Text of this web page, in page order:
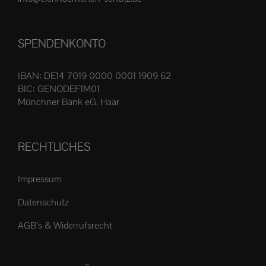
werden
SPENDENKONTO
IBAN: DE14 7019 0000 0001 1909 62
BIC: GENODEF1M01
Münchner Bank eG. Haar
RECHTLICHES
Impressum
Datenschutz
AGB’s & Widerrufsrecht